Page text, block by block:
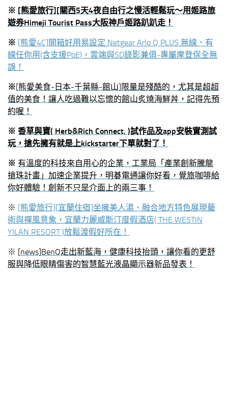
※ [熊愛旅行][關西5天4夜自由行之慢活輕鬆玩～用姬路旅
遊券Himeji Tourist Pass大阪神戶姬路趴趴走！
※ [熊愛4C]開箱好用易設定 Netgear Arlo Q PLUS 無線、有
線任你用(含支援PoE)，雲端與SD錄影兼俱-專屬摩登保全無
誤！
※[熊愛美食-日本-千葉縣-館山]限量是殘酷的，尤其是超超
值的美食！讓人吃過難以忘懷的館山炙燒海鮮丼，記得先預
約喔！
※ 香草與寶( Herb&Rich Connect. )試作品及app安裝實測試
玩，搶先擁有就是上kickstarter下單就對了！
※ 有溫度的科技來自用心的企業，工業局「產業創新騰龍
搶珠計畫」加速企業提升，明碁電通讓你好看，覺旅咖啡給
你好體驗！創新不只是介面上的兩三事！
※ [熊愛旅行][宜蘭住宿]坐擁美人湯、融合地方特色展現藝
術與禪風意象，宜蘭力麗威斯汀度假酒店( THE WESTIN
YILAN RESORT )放鬆渡假好所在！
※ [news]BenQ走出新藍海，健康科技抬頭，讓你看的更舒
服與降低眼睛傷害的智慧藍光液晶顯示器新品發表！